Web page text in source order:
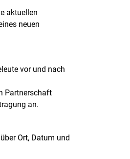
aktuellen
neuen
vor und nach
Partnerschaft
an.
Ort, Datum und